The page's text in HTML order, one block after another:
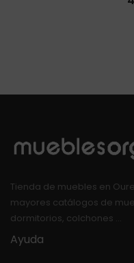
Tienda de muebles en
mayores catálogos de
dormitorios, colchones …
Ayuda